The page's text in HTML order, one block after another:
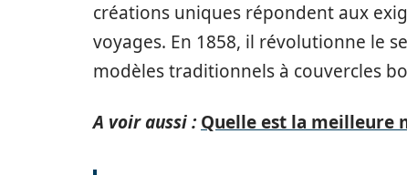
créations uniques répondent aux
voyages. En 1858, il révolutionne le
modèles traditionnels à couvercles
A voir aussi : Quelle est la meilleure